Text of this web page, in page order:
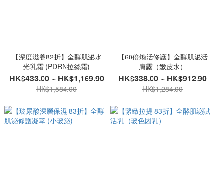
【深度滋養82折】全酵肌泌水
光乳霜 (PDRN拉絲霜)
HK$433.00 ~ HK$1,169.90
HK$1,584.00
【60倍煥活修護】全酵肌泌活
膚露（嫩皮水）
HK$338.00 ~ HK$912.90
HK$1,284.00